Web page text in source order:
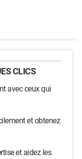
CLICS
avec ceux qui
et obtenez
et aidez les